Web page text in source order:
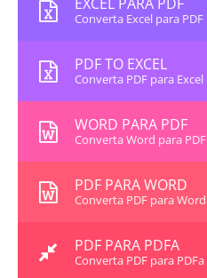
Converta Excel para PDF
PDF TO EXCEL
Converta PDF para Excel
WORD PARA PDF
Converta Word para PDF
PDF PARA WORD
Converta PDF para Word
PDF PARA PDFA
Converta PDF para PDFa